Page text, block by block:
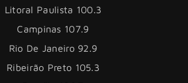
Litoral Paulista 100.3
Campinas 107.9
Rio De Janeiro 92.9
Ribeirão Preto 105.3